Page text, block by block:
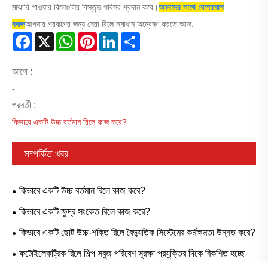
মাঝারি পাওয়ার রিলেগুলির বিস্তৃত পরিসর প্রদান করে।আমাদের সাথে যোগাযোগ
করুনআপনার প্রকল্পের জন্য সেরা রিলে সমাধান অন্বেষণ করতে আজ.
Facebook
X WhatsApp
PinterestLinkedIn
আগে :
-
পরবর্তী :
কিভাবে একটি উচ্চ বর্তমান রিলে কাজ করে?
সম্পর্কিত খবর
কিভাবে একটি উচ্চ বর্তমান রিলে কাজ করে?
কিভাবে একটি ক্ষুদ্র সংকেত রিলে কাজ করে?
কিভাবে একটি ছোট উচ্চ-শক্তি রিলে বৈদ্যুতিক সিস্টেমের কর্মক্ষমতা উন্নত করে?
ফটোইলেকট্রিক রিলে শিল্প সবুজ পরিবেশ সুরক্ষা প্রযুক্তির দিকে বিকশিত হচ্ছে